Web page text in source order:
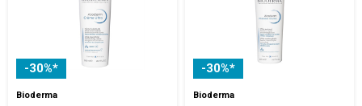
-30%*
Bioderma
-30%*
Bioderma